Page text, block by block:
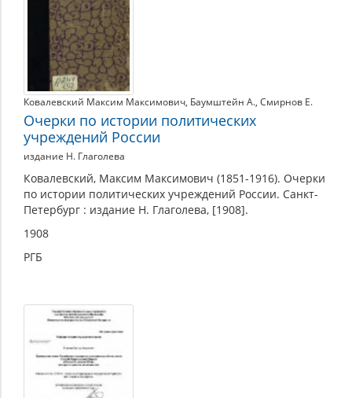
Ковалевский Максим Максимович, Баумштейн А., Смирнов Е.
Очерки по истории политических
учреждений России
издание Н. Глаголева
Ковалевский, Максим Максимович (1851-1916). Очерки
по истории политических учреждений России. Санкт-
Петербург : издание Н. Глаголева, [1908].
1908
РГБ